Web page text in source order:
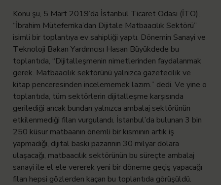
Konu şu, 5 Mart 2019’da İstanbul Ticaret Odası (İTO),
“İbrahim Müteferrika’dan Dijitale Matbaacılık Sektörü”
isimli bir toplantıya ev sahipliği yaptı. Dönemin Sanayi ve
Teknoloji Bakan Yardımcısı Hasan Büyükdede bu
toplantıda, “Dijitalleşmenin nimetlerinden faydalanmak
gerek. Matbaacılık sektörünü yalnızca gazetecilik ve
kitap penceresinden incelememek lazım.” dedi. Ve yine o
toplantıda, tüm sektörlerin dijitalleşme karşısında
gerilediği ancak bundan yalnızca ambalaj sektörünün
etkilenmediği filan vurgulandı. İstanbul’da bulunan 3 bin
250 küsur matbaanın önemli bir kısmının artık iş
yapmadığı, dijital baskı pazarının 30 milyar dolara
ulaşacağı, matbaacılık sektörünün bu süreçte ambalaj
sanayi ile el ele vererek yeni bir döneme geçiş yapacağı
filan hepsi gözlerden kaçan bu toplantıda görüşüldü.